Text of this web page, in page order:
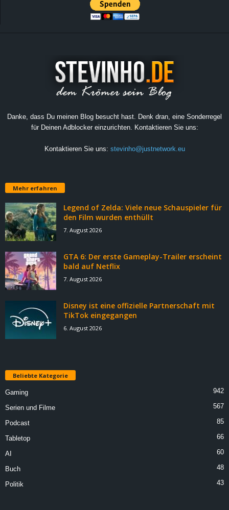
Danke, dass Du meinen Blog besucht hast. Denk dran, eine Sonderregel
für Deinen Adblocker einzurichten. Kontaktieren Sie uns:
Kontaktieren Sie uns: stevinho@justnetwork.eu
Mehr erfahren
Legend of Zelda: Viele neue Schauspieler für
den Film wurden enthüllt
7. August 2026
GTA 6: Der erste Gameplay-Trailer erscheint
bald auf Netflix
7. August 2026
Disney ist eine offizielle Partnerschaft mit
TikTok eingegangen
6. August 2026
Beliebte Kategorie
Gaming 942
Serien und Filme 567
Podcast 85
Tabletop 66
AI 60
Buch 48
Politik 43